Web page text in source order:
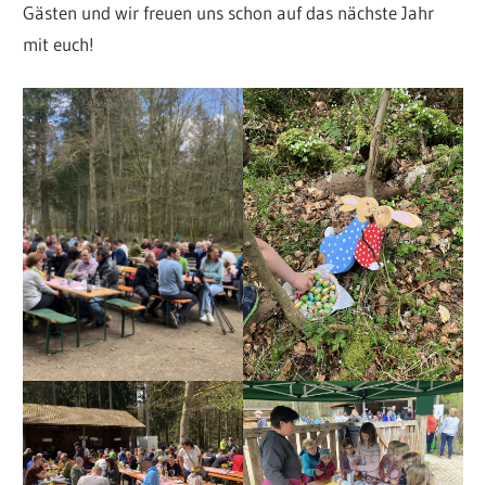
Gästen und wir freuen uns schon auf das nächste Jahr
mit euch!